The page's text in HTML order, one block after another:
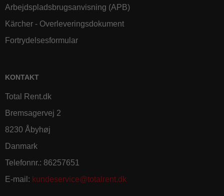
Arbejdspladsbrugsanvisning (APB)
Kärcher - Overleveringsdokument
Fortrydelsesformular
KONTAKT
Total Rent.dk
Bremsagervej 2
8230 Åbyhøj
Danmark
Telefonnr.: 86257651
E-mail : kundeservice@totalrent.dk